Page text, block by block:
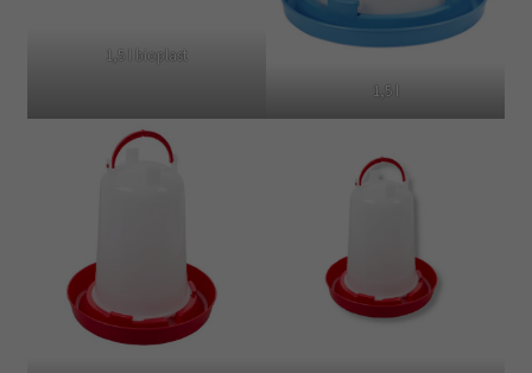
1,5 l bioplast
1,5 l